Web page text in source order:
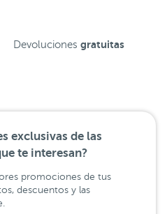
Devoluciones gratuitas
exclusivas de las
te interesan?
promociones de tus
descuentos y las